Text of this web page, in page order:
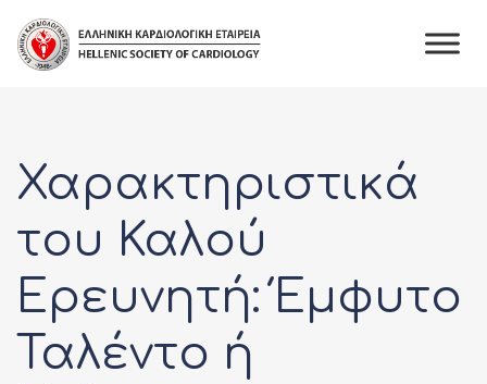
content
Χαρακτηριστικά
του Καλού
Ερευνητή: Έμφυτο
Ταλέντο ή